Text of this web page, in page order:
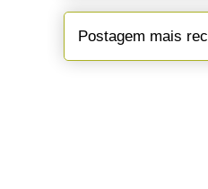
Postagem mais